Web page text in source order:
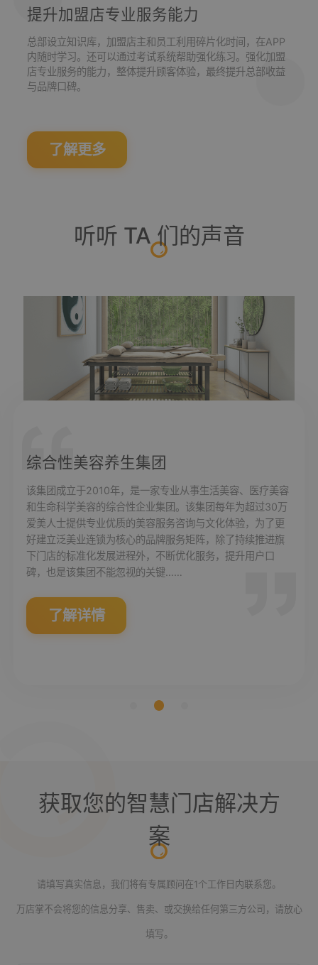
提升加盟店专业服务能力
总部设立知识库，加盟店主和员工利用碎片化时间，在APP
内随时学习。还可以通过考试系统帮助强化练习。强化加盟
店专业服务的能力，整体提升顾客体验，最终提升总部收益
与品牌口碑。
了解更多
听听 TA 们的声音
综合性美容养生集团
该集团成立于2010年，是一家专业从事生活美容、医疗美容
和生命科学美容的综合性企业集团。该集团每年为超过30万
爱美人士提供专业优质的美容服务咨询与文化体验，为了更
好建立泛美业连锁为核心的品牌服务矩阵，除了持续推进旗
下门店的标准化发展进程外，不断优化服务，提升用户口
碑，也是该集团不能忽视的关键……
了解详情
获取您的智慧门店解决方
案
请填写真实信息，我们将有专属顾问在1个工作日内联系您。
万店掌不会将您的信息分享、售卖、或交换给任何第三方公司，请放心
填写。